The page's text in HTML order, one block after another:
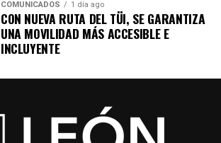
COMUNICADOS 1 día ago
CON NUEVA RUTA DEL TÜI, SE GARANTIZA
UNA MOVILIDAD MÁS ACCESIBLE E
INCLUYENTE